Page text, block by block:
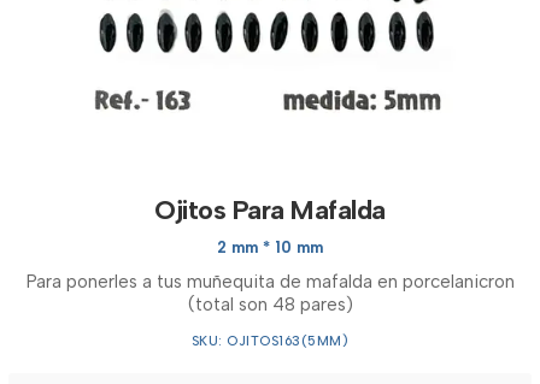
Ojitos Para Mafalda
2 mm * 10 mm
Para ponerles a tus muñequita de mafalda en porcelanicron
(total son 48 pares)
SKU: OJITOS163(5MM)